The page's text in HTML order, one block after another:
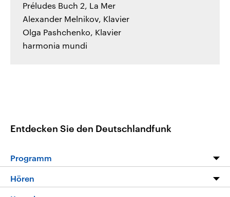
Préludes Buch 2, La Mer
Alexander Melnikov, Klavier
Olga Pashchenko, Klavier
harmonia mundi
Entdecken Sie den Deutschlandfunk
Programm
Programm
Hören